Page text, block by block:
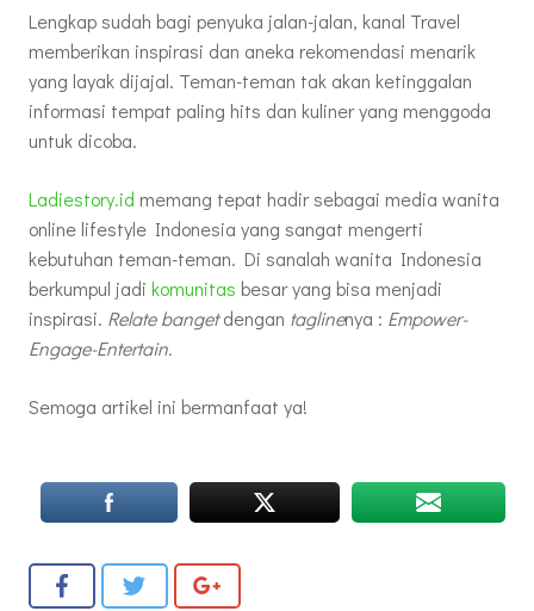
Lengkap sudah bagi penyuka jalan-jalan, kanal Travel
memberikan inspirasi dan aneka rekomendasi menarik
yang layak dijajal. Teman-teman tak akan ketinggalan
informasi tempat paling hits dan kuliner yang menggoda
untuk dicoba.
Ladiestory.id memang tepat hadir sebagai media wanita
online lifestyle Indonesia yang sangat mengerti
kebutuhan teman-teman. Di sanalah wanita Indonesia
berkumpul jadi komunitas besar yang bisa menjadi
inspirasi. Relate bangetdengan taglinenya : Empower-
Engage-Entertain.
Semoga artikel ini bermanfaat ya!